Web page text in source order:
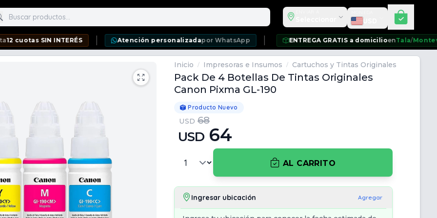
productos Seleccionar moneda
USD
INTERÉS Atención personalizadapor WhatsApp ENTREGA GRATIS a domicilioenTala/Montevideo/
Inicio / Impresoras e Insumos / Cartuchos y Tintas Originales
Pack De 4 Botellas De Tintas Originales
Canon Pixma GL-190
Producto Nuevo
USD 68
USD 64
AL CARRITO
Ingresar ubicación Agregar